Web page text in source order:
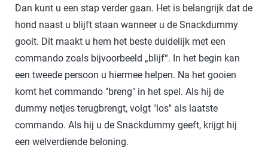
Dan kunt u een stap verder gaan. Het is belangrijk dat de
hond naast u blijft staan wanneer u de Snackdummy
gooit. Dit maakt u hem het beste duidelijk met een
commando zoals bijvoorbeeld „blijf“. In het begin kan
een tweede persoon u hiermee helpen. Na het gooien
komt het commando "breng" in het spel. Als hij de
dummy netjes terugbrengt, volgt "los" als laatste
commando. Als hij u de Snackdummy geeft, krijgt hij
een welverdiende beloning.